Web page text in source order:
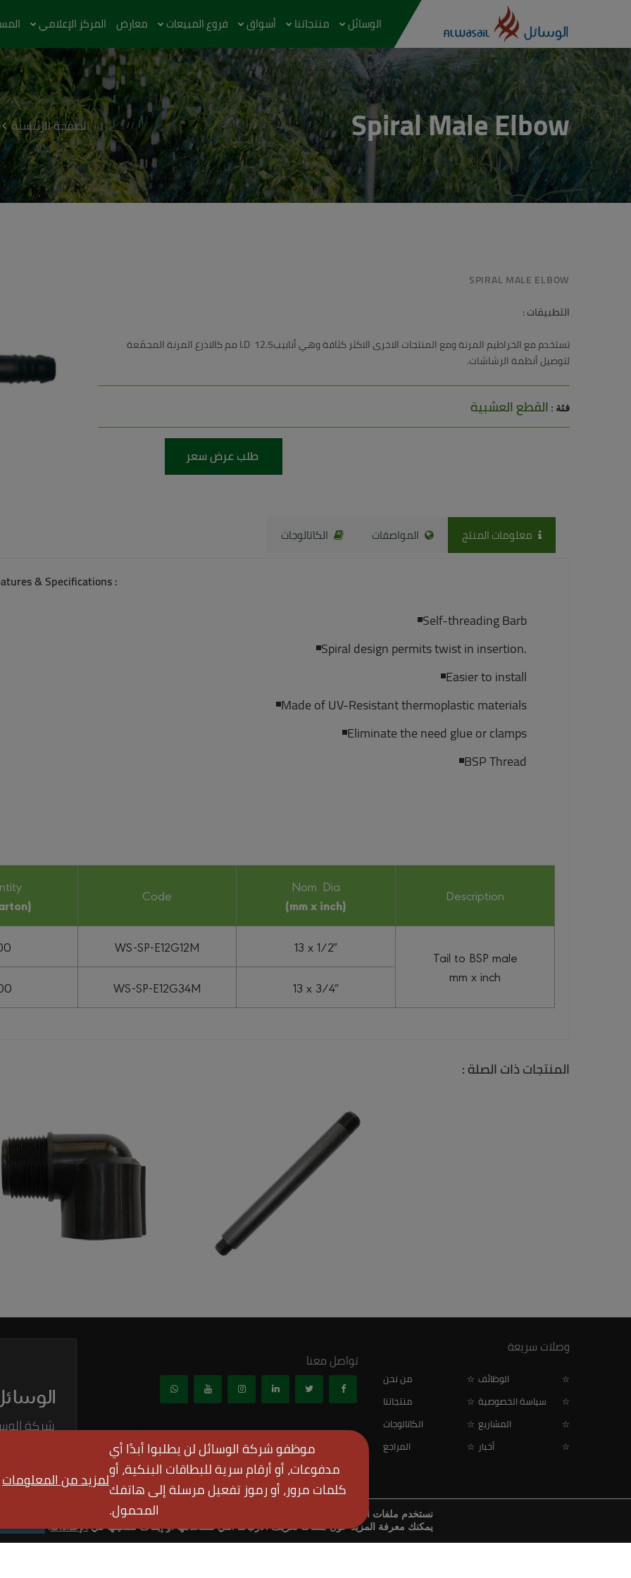
الوسائل منتجاتنا أسواق فروع المبيعات معارض المركز الإعلامي
Spiral Male Elbow الصفحة الرئيسية
SPIRAL MALE ELBOW
التطبيقات :
تستخدم مع الخراطيم المرنة ومع المنتجات الاخرى الاكثر كثافة وهي أنابيبI.D 12.5 مم كالاذرع المرنة المجمّعة
لتوصيل أنظمة الرشاشات.
فئة : القطع العشبية
طلب عرض سعر
الكاتالوجات المواصفات معلومات المنتج
& Specifications :
Self-threading Barb
Spiral design permits twist in insertion.
Easier to install
Made of UV-Resistant thermoplastic materials
Eliminate the need glue or clamps
BSP Thread
Description
Nom. Dia
(mm x inch)
Code
Tail to BSP male
mm x inch
13 x 1/2″
WS-SP-E12G12M
13 x 3/4″
WS-SP-E12G34M
المنتجات ذات الصلة :
وصلات سريعة
من نحن
الوظائف
منتجاتنا
سياسة الخصوصية
الكاتالوجات
المشاريع
المراجع
أخبار
تواصل معنا
شركة
والزيت
نستخدم ملفات الأرتباط لنمنحك تجربة افضل في موقعنا.
يمكنك معرفة المزيد حول ملفات تعريف الارتباط التي نستخدمها أو إيقاف تشغيلها فيالإعدادات.
موظفو شركة الوسائل لن يطلبوا أبدًا أي
مدفوعات، أو أرقام سرية للبطاقات البنكية، أو
كلمات مرور، أو رموز تفعيل مرسلة إلى هاتفك
المحمول.
لمزيد من المعلومات